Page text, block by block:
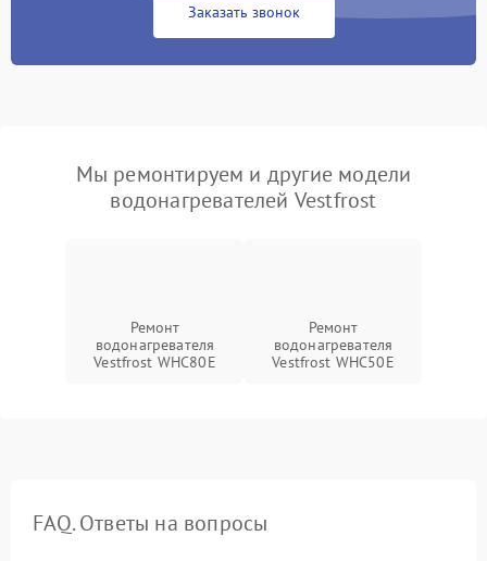
Заказать звонок
Мы ремонтируем и другие модели
водонагревателей Vestfrost
Ремонт
водонагревателя
Vestfrost WHC80E
Ремонт
водонагревателя
Vestfrost WHC50E
FAQ. Ответы на вопросы